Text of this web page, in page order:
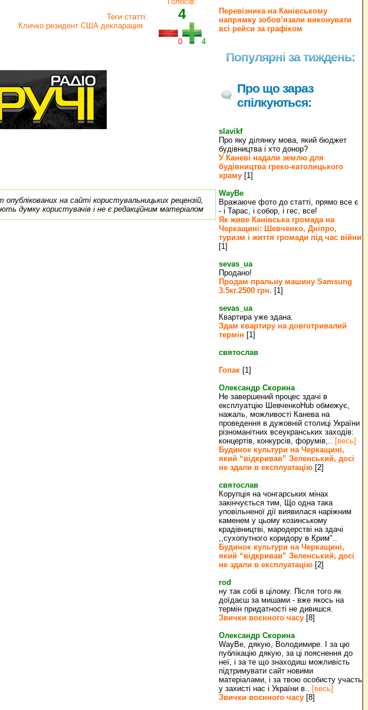
Теги статті:
Кличко резидент США декларация
4
0 4
опублікованих на сайті користувальницьких рецензій,
думку користувачів і не є редакційним матеріалом
Перевізника на Канівському
напрямку зобов’язали виконувати
всі рейси за графіком
Популярні за тиждень:
Про що зараз
спілкуються:
slavikf
Про яку ділянку мова, який бюджет
будівництва і хто донор?
У Каневі надали землю для
будівництва греко‐католицького
храму [1]
WayBe
Вражаюче фото до статті, прямо все є
- і Тарас, і собор, і гес, все!
Як живе Канівська громада на
Черкащині: Шевченко, Дніпро,
туризм і життя громади під час війни
[1]
sevas_ua
Продано!
Продам пральну машину Samsung
3.5кг.2500 грн. [1]
sevas_ua
Квартира уже здана.
Здам квартиру на довготривалий
термін [1]
святослав
Гопак [1]
Олександр Скорина
Не завершений процес здачі в
експлуатцію ШевченкоHub обмежує,
нажаль, можливості Канева на
проведення в дужовній столиці України
різноманітних всеукранських заходів:
концертів, конкурсів, форумів,.. [весь]
Будинок культури на Черкащині,
який “відкривав” Зеленський, досі
не здали в експлуатацію [2]
святослав
Корупція на чонгарських мінах
закінчується тим, Що одна така
уповільненої дії виявилася наріжним
каменем у цьому козинському
крадівництві, мародерстві на здачі
,,сухопутного коридору в Крим"..
Будинок культури на Черкащині,
який “відкривав” Зеленський, досі
не здали в експлуатацію [2]
rod
ну так собі в цілому. Після того як
доїдаєш за мишами - вже якось на
термін придатності не дивишся.
Звички воєнного часу [8]
Олександр Скорина
WayBe, дякую, Володимире. І за цю
публікацію дякую, за ці пояснення до
неї, і за те що знаходиш можливість
підтримувати сайт новими
матеріалами, і за твою особисту участь
у захисті нас і України в.. [весь]
Звички воєнного часу [8]